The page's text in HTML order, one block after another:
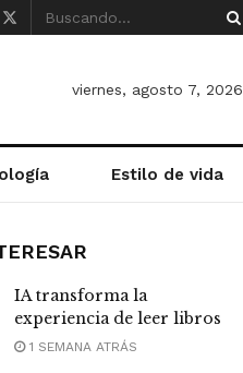
viernes, agosto 7, 2026
Estilo de vida
IA transforma la
experiencia de leer libros
1 SEMANA ATRÁS